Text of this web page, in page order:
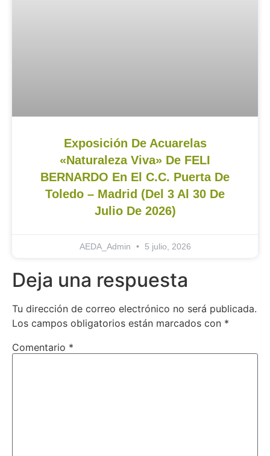
Exposición De Acuarelas
«Naturaleza Viva» De FELI
BERNARDO En El C.C. Puerta De
Toledo – Madrid (del 3 Al 30 De
Julio De 2026)
AEDA_Admin 5 julio, 2026
Deja una respuesta
Tu dirección de correo electrónico no será publicada.
Los campos obligatorios están marcados con *
Comentario *